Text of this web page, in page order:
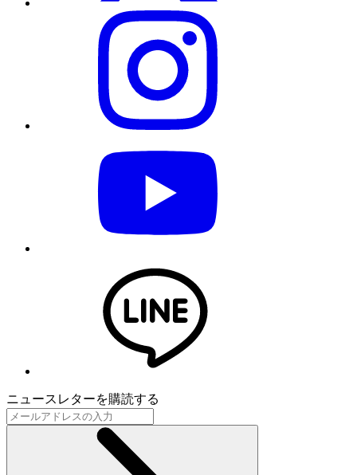
ニュースレターを購読する